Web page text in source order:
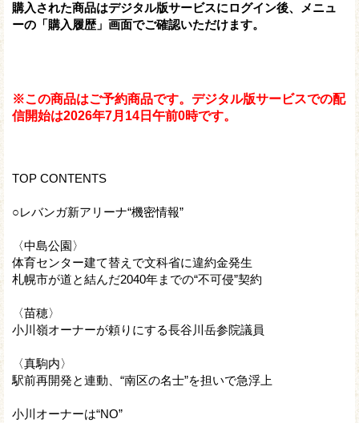
購入された商品はデジタル版サービスにログイン後、メニュ
ーの「購入履歴」画面でご確認いただけます。
※この商品はご予約商品です。デジタル版サービスでの配
信開始は2026年7月14日午前0時です。
TOP CONTENTS
○レバンガ新アリーナ“機密情報”
〈中島公園〉
体育センター建て替えで文科省に違約金発生
札幌市が道と結んだ2040年までの“不可侵”契約
〈苗穂〉
小川嶺オーナーが頼りにする長谷川岳参院議員
〈真駒内〉
駅前再開発と連動、“南区の名士”を担いで急浮上
小川オーナーは“NO”